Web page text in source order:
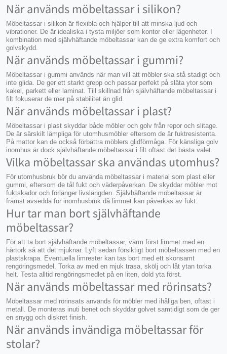
stolsstrumpor som finns i flertalet färger och storlekar.
Förutom ett optimalt skydd passar både möbelbollarna,
samt stolsstrumporna mycket bra till olika sorters
inredning och miljö. Våra möbelbollar och
gummibollarna är lätta att montera och är mycket
slitstarka. De fungerar också på de flesta ytor, som till
exempel trägolv, laminatgolv, samt klinkergolv. Våra
möbelbollar i gummi och stolsstrumpor går att tvätta
och torktumla. Möbelbollar och stolstrumpor utgör ett
optimalt skydd för dina möbler och skapar en bättre
miljö för din arbetsro, vi rekommenderar dig att testa för
att själv känna vilken skillnad det kommer bli. Med
ljuddämpande bollar som möbeltassar skapar du en
miljö som blir mer rofylld, eftersom skydden fångar upp
ljudet. Och ett fram- och tillbakadragande av stolar blir
en mindre friktionsfri upplevelse.
När används möbeltassar i silikon?
Möbeltassar i silikon är flexibla och hjälper till att minska ljud och
vibrationer. De är idealiska i tysta miljöer som kontor eller lägenheter. I
kombination med självhäftande möbeltassar kan de ge extra komfort och
golvskydd.
När används möbeltassar i gummi?
Möbeltassar i gummi används när man vill att möbler ska stå stadigt och
inte glida. De ger ett starkt grepp och passar perfekt på släta ytor som
kakel, parkett eller laminat. Till skillnad från självhäftande möbeltassar i
filt fokuserar de mer på stabilitet än glid.
När används möbeltassar i plast?
Möbeltassar i plast skyddar både möbler och golv från repor och slitage.
De är särskilt lämpliga för utomhusmöbler eftersom de är fuktresistenta.
På mattor kan de också förbättra möblers glidförmåga. För känsliga golv
inomhus är dock självhäftande möbeltassar i filt oftast det bästa valet.
Vilka möbeltassar ska användas utomhus?
För utomhusbruk bör du använda möbeltassar i material som plast eller
gummi, eftersom de tål fukt och väderpåverkan. De skyddar möbler mot
fuktskador och förlänger livslängden. Självhäftande möbeltassar är
främst avsedda för inomhusbruk då limmet kan påverkas av fukt.
Hur tar man bort självhäftande
möbeltassar?
För att ta bort självhäftande möbeltassar, värm först limmet med en
hårtork så att det mjuknar. Lyft sedan försiktigt bort möbeltassen med en
plastskrapa. Eventuella limrester kan tas bort med ett skonsamt
rengöringsmedel. Torka av med en mjuk trasa, skölj och låt ytan torka
helt. Testa alltid rengöringsmedlet på en liten, dold yta först.
När används möbeltassar med rörinsats?
Möbeltassar med rörinsats används för möbler med ihåliga ben, oftast i
metall. De monteras inuti benet och skyddar golvet samtidigt som de ger
en snygg och diskret finish.
När används invändiga möbeltassar för
stolar?